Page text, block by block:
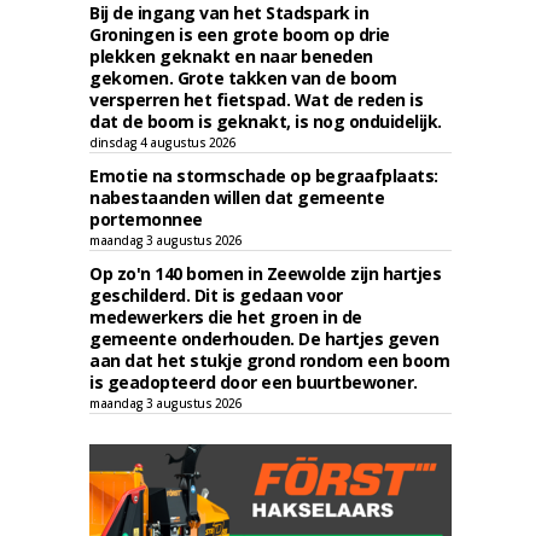
Bij de ingang van het Stadspark in
Groningen is een grote boom op drie
plekken geknakt en naar beneden
gekomen. Grote takken van de boom
versperren het fietspad. Wat de reden is
dat de boom is geknakt, is nog onduidelijk.
dinsdag 4 augustus 2026
Emotie na stormschade op begraafplaats:
nabestaanden willen dat gemeente
portemonnee
maandag 3 augustus 2026
Op zo'n 140 bomen in Zeewolde zijn hartjes
geschilderd. Dit is gedaan voor
medewerkers die het groen in de
gemeente onderhouden. De hartjes geven
aan dat het stukje grond rondom een boom
is geadopteerd door een buurtbewoner.
maandag 3 augustus 2026